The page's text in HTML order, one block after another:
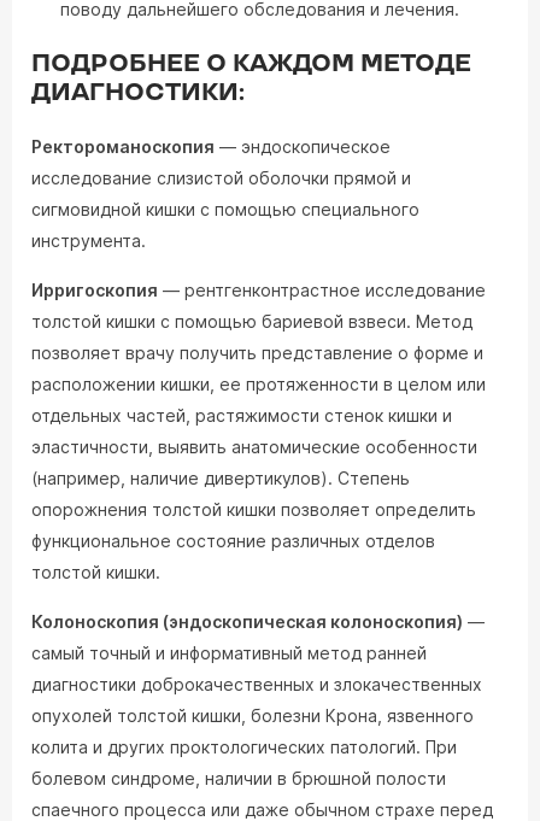
поводу дальнейшего обследования и лечения.
ПОДРОБНЕЕ О КАЖДОМ МЕТОДЕ
ДИАГНОСТИКИ:
Ректороманоскопия — эндоскопическое
исследование слизистой оболочки прямой и
сигмовидной кишки с помощью специального
инструмента.
Ирригоскопия — рентгенконтрастное исследование
толстой кишки с помощью бариевой взвеси. Метод
позволяет врачу получить представление о форме и
расположении кишки, ее протяженности в целом или
отдельных частей, растяжимости стенок кишки и
эластичности, выявить анатомические особенности
(например, наличие дивертикулов). Степень
опорожнения толстой кишки позволяет определить
функциональное состояние различных отделов
толстой кишки.
Колоноскопия (эндоскопическая колоноскопия) —
самый точный и информативный метод ранней
диагностики доброкачественных и злокачественных
опухолей толстой кишки, болезни Крона, язвенного
колита и других проктологических патологий. При
болевом синдроме, наличии в брюшной полости
спаечного процесса или даже обычном страхе перед